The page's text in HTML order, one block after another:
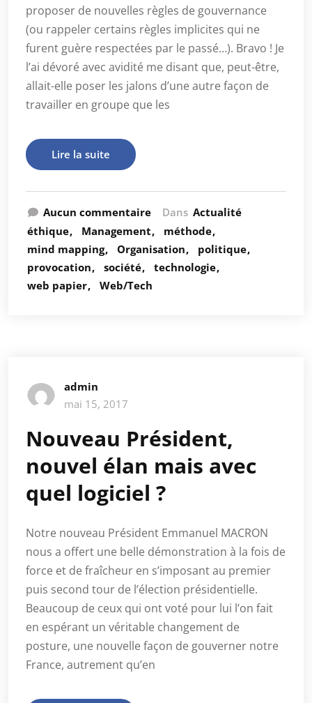
proposer de nouvelles règles de gouvernance
(ou rappeler certains règles implicites qui ne
furent guère respectées par le passé…). Bravo ! Je
l’ai dévoré avec avidité me disant que, peut-être,
allait-elle poser les jalons d’une autre façon de
travailler en groupe que les
Lire la suite
Aucun commentaire Dans Actualité
éthique
Management
méthode
mind mapping
Organisation
politique
provocation
société
technologie
web papier
Web/Tech
admin
mai 15, 2017
Nouveau Président,
nouvel élan mais avec
quel logiciel ?
Notre nouveau Président Emmanuel MACRON
nous a offert une belle démonstration à la fois de
force et de fraîcheur en s’imposant au premier
puis second tour de l’élection présidentielle.
Beaucoup de ceux qui ont voté pour lui l’on fait
en espérant un véritable changement de
posture, une nouvelle façon de gouverner notre
France, autrement qu’en